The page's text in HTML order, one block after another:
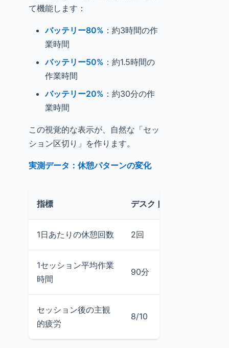
て機能します：
バッテリー80% ：約3時間の作
業時間
バッテリー50% ：約1.5時間の
作業時間
バッテリー20% ：約30分の作
業時間
この視覚的な表示が、自然な「セッ
ション区切り」を作ります。
実測データ：休憩パターンの変化
指標 デスクトップ
1日あたりの休憩回数 2回
1セッション平均作業
時間
90分
セッション後の主観
的疲労
8/10